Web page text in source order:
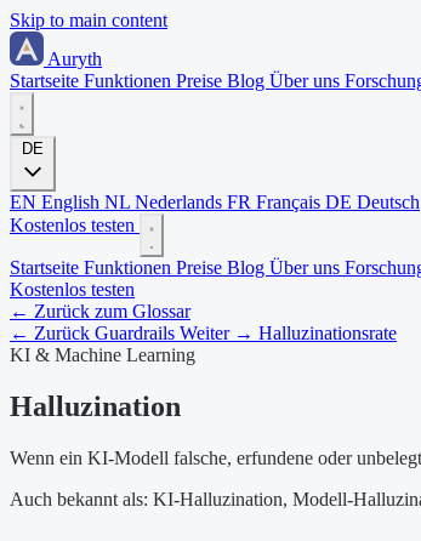
Skip to main content
Auryth
Startseite Funktionen Preise Blog Über uns
DE
EN English NL Nederlands FR Français DE Deutsch
Kostenlos testen
Startseite Funktionen Preise Blog Über uns
Kostenlos testen
← Zurück zum Glossar
← Zurück Guardrails Weiter → Halluzinationsrate
KI & Machine Learning
Halluzination
Wenn ein KI-Modell falsche, erfundene oder
Auch bekannt als: KI-Halluzination, Modell-